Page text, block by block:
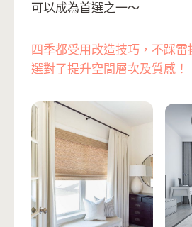
可以成為首選之一～
四季都受用改造技巧，不踩雷
選對了提升空間層次及質感！